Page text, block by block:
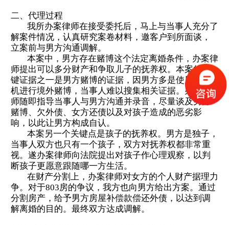
二、代理过程
我所办案律师在接受委托后，马上与当事人充分了
解案件情况，认真研究案卷材料，邀客户到所面谈，
立案前与男方沟通调解。
本案中，男方存在赌博这个法定离婚条件，办案律
师提出可以多分财产和争取儿子的抚养权。本案的关
键证据之一是男方赌博的证据，因男方多是使用其手
机进行境外赌博，当事人难以搜集相关证据。办案律
师随即指导当事人与男方沟通并录音，尽量谈及男方
赌博、欠外债、女方还债以及对孩子造成的恶劣影
响，以此让男方构成自认。
本案另一个关键点是孩子的抚养权。男方是独子，
当事人双方也只有一个孩子，双方对抚养权都非常重
视。遂办案律师向法院提出对孩子作心理观察，以判
断孩子更愿意跟随哪一方生活。
在财产分割上，办案律师对女方的个人财产据理力
争。 对于803房的争议，我方也向男方给出方案。通过
分割房产，给予男方房屋补偿款偿还外债，以达到调
解离婚的目的。最终双方达成调解。